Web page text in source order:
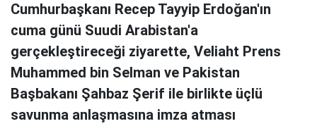
Cumhurbaşkanı Recep Tayyip Erdoğan'ın
cuma günü Suudi Arabistan'a
gerçekleştireceği ziyarette, Veliaht Prens
Muhammed bin Selman ve Pakistan
Başbakanı Şahbaz Şerif ile birlikte üçlü
savunma anlaşmasına imza atması